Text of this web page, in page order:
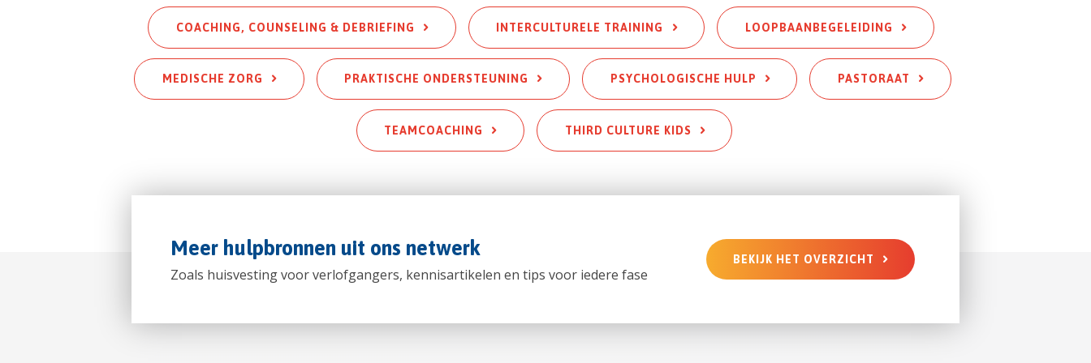
COACHING, COUNSELING & DEBRIEFING INTERCULTURELE TRAINING LOOPBAANBEGELEIDING
MEDISCHE ZORG PRAKTISCHE ONDERSTEUNING PSYCHOLOGISCHE HULP PASTORAAT
TEAMCOACHING THIRD CULTURE KIDS
Meer hulpbronnen uit ons netwerk
Zoals huisvesting voor verlofgangers, kennisartikelen en tips voor iedere fase
BEKIJK HET OVERZICHT